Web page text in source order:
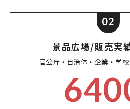
02
景品広場/販売実
官公庁・自治体・企業・学